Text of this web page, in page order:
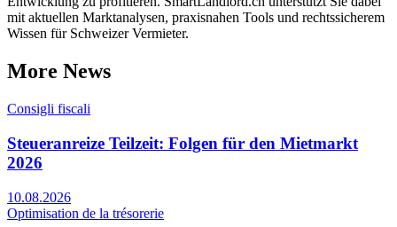
mit aktuellen Marktanalysen, praxisnahen Tools und rechtssicherem
Wissen für Schweizer Vermieter.
More News
Consigli fiscali
Steueranreize Teilzeit: Folgen für den Mietmarkt
2026
10.08.2026
Optimisation de la trésorerie